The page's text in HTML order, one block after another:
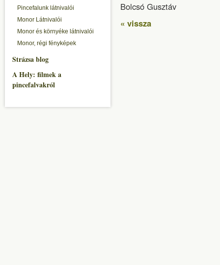
Pincefalunk látnivalói
Monor Látnivalói
Monor és környéke látnivalói
Monor, régi fényképek
Strázsa blog
A Hely: filmek a
pincefalvakról
Bolcsó Gusztáv
« vissza